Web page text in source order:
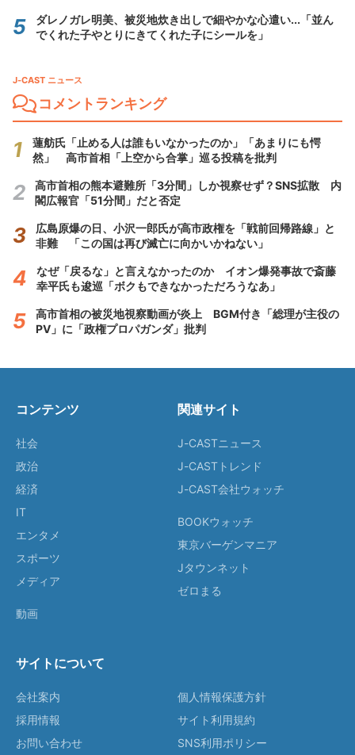
ダレノガレ明美、被災地炊き出しで細やかな心遣い...「並ん
でくれた子やとりにきてくれた子にシールを」
J-CAST ニュース
コメントランキング
蓮舫氏「止める人は誰もいなかったのか」「あまりにも愕
然」 高市首相「上空から合掌」巡る投稿を批判
高市首相の熊本避難所「3分間」しか視察せず？SNS拡散 内
閣広報官「51分間」だと否定
広島原爆の日、小沢一郎氏が高市政権を「戦前回帰路線」と
非難 「この国は再び滅亡に向かいかねない」
なぜ「戻るな」と言えなかったのか イオン爆発事故で斎藤
幸平氏も逡巡「ボクもできなかっただろうなあ」
高市首相の被災地視察動画が炎上 BGM付き「総理が主役の
PV」に「政権プロパガンダ」批判
コンテンツ
社会
政治
経済
IT
エンタメ
スポーツ
メディア
動画
関連サイト
J-CASTニュース
J-CASTトレンド
J-CAST会社ウォッチ
BOOKウォッチ
東京バーゲンマニア
Jタウンネット
ゼロまる
サイトについて
会社案内
採用情報
お問い合わせ
個人情報保護方針
サイト利用規約
SNS利用ポリシー